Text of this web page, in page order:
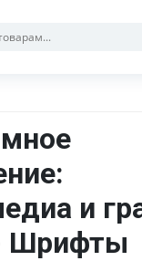
и
Шрифты